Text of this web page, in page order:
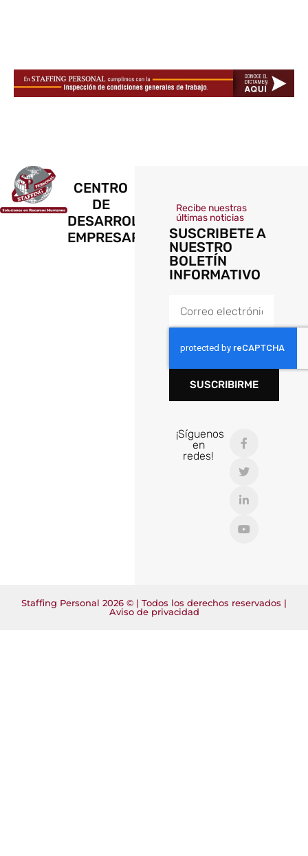
CENTRO
DE
DESARROLLO
EMPRESARIAL
Recibe nuestras
últimas noticias
SUSCRIBETE A
NUESTRO
BOLETÍN
INFORMATIVO
SUSCRIBIRME
¡Síguenos
en
redes!
Staffing Personal 2026 © | Todos los derechos reservados |
Aviso de privacidad